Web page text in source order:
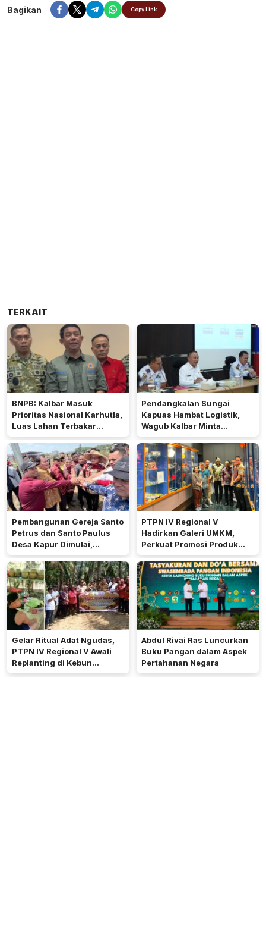
Bagikan Copy Link
TERKAIT
BNPB: Kalbar Masuk
Prioritas Nasional Karhutla,
Luas Lahan Terbakar
Peringkat Keempat
Pendangkalan Sungai
Kapuas Hambat Logistik,
Wagub Kalbar Minta
Pengerukan Diprioritaskan
Pembangunan Gereja Santo
Petrus dan Santo Paulus
Desa Kapur Dimulai,
Pemkab Kubu Raya Siapkan
Akses Jalan
PTPN IV Regional V
Hadirkan Galeri UMKM,
Perkuat Promosi Produk
Mitra Binaan Melalui Inovasi
Digital
Gelar Ritual Adat Ngudas,
PTPN IV Regional V Awali
Replanting di Kebun
Kembayan
Abdul Rivai Ras Luncurkan
Buku Pangan dalam Aspek
Pertahanan Negara